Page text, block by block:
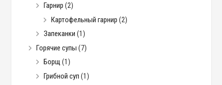
Гарнир (2)
Картофельный гарнир (2)
Запеканки (1)
Горячие супы (7)
Борщ (1)
Грибной суп (1)